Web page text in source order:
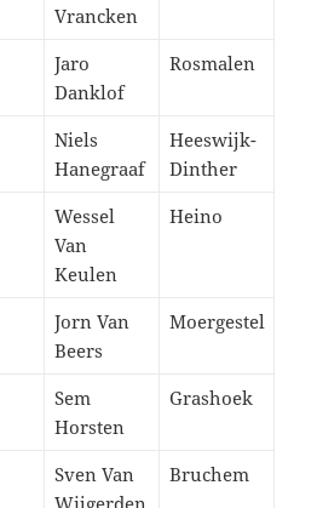
Vrancken
Jaro
Danklof
Rosmalen
Niels
Hanegraaf
Heeswijk-
Dinther
Wessel
Van
Keulen
Heino
Jorn Van
Beers
Moergestel
Sem
Horsten
Grashoek
Sven Van
Wijgerden
Bruchem